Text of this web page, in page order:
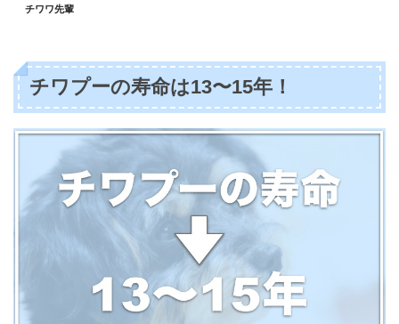
チワワ先輩
チワプーの寿命は13〜15年！